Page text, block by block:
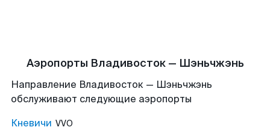
Аэропорты Владивосток — Шэньчжэнь
Направление Владивосток — Шэньчжэнь
обслуживают следующие аэропорты
Кневичи VVO